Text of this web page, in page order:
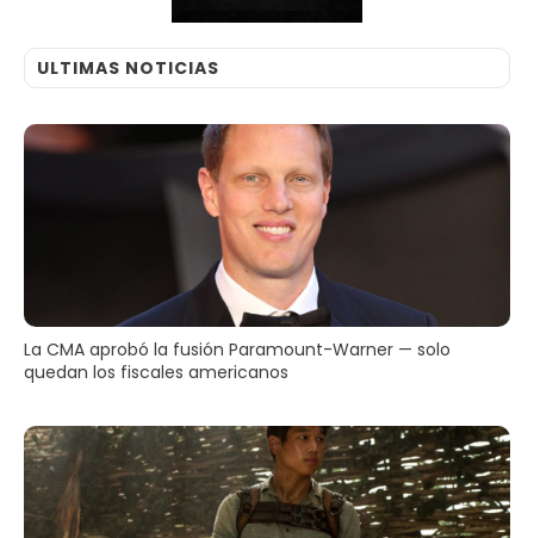
ULTIMAS NOTICIAS
La CMA aprobó la fusión Paramount-Warner — solo
quedan los fiscales americanos